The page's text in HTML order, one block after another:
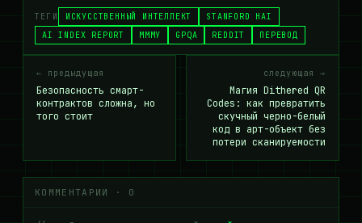
ТЕГИ ИСКУССТВЕННЫЙ ИНТЕЛЛЕКТ
STANFORD HAI
AI INDEX REPORT
МММУ GPQA REDDIT ПЕРЕВОД
← предыдущая
Безопасность смарт-
контрактов сложна, но
того стоит
следующая →
Магия Dithered QR
Codes: как превратить
скучный черно-белый
код в арт-объект без
потери сканируемости
КОММЕНТАРИИ · 0